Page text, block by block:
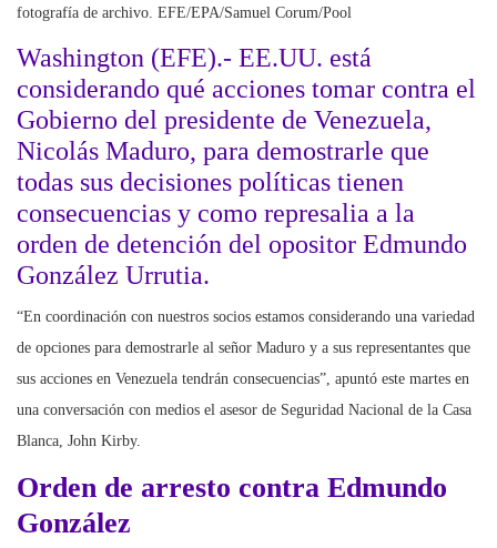
fotografía de archivo. EFE/EPA/Samuel Corum/Pool
Washington (EFE).- EE.UU. está
considerando qué acciones tomar contra el
Gobierno del presidente de Venezuela,
Nicolás Maduro, para demostrarle que
todas sus decisiones políticas tienen
consecuencias y como represalia a la
orden de detención del opositor Edmundo
González Urrutia.
“En coordinación con nuestros socios estamos considerando una variedad
de opciones para demostrarle al señor Maduro y a sus representantes que
sus acciones en Venezuela tendrán consecuencias”, apuntó este martes en
una conversación con medios el asesor de Seguridad Nacional de la Casa
Blanca, John Kirby.
Orden de arresto contra Edmundo
González